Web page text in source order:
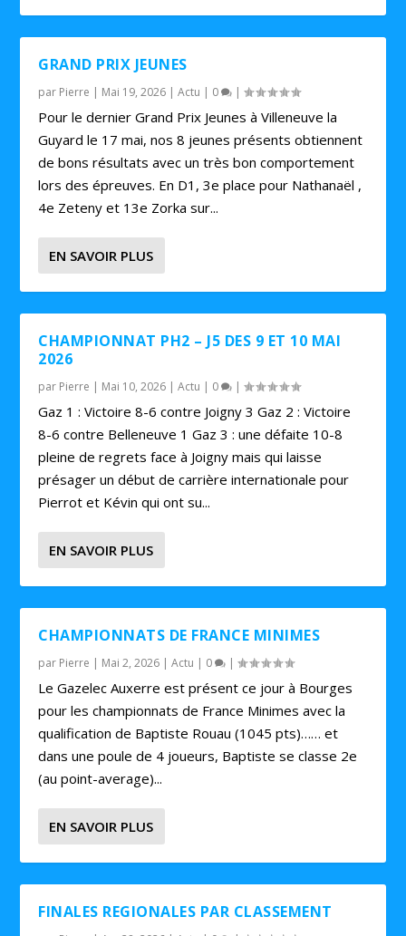
GRAND PRIX JEUNES
par Pierre | Mai 19, 2026 |Actu | 0 |
Pour le dernier Grand Prix Jeunes à Villeneuve la
Guyard le 17 mai, nos 8 jeunes présents obtiennent
de bons résultats avec un très bon comportement
lors des épreuves. En D1, 3e place pour Nathanaël ,
4e Zeteny et 13e Zorka sur...
EN SAVOIR PLUS
CHAMPIONNAT PH2 – J5 DES 9 ET 10 MAI
2026
par Pierre | Mai 10, 2026 |Actu | 0 |
Gaz 1 : Victoire 8-6 contre Joigny 3 Gaz 2 : Victoire
8-6 contre Belleneuve 1 Gaz 3 : une défaite 10-8
pleine de regrets face à Joigny mais qui laisse
présager un début de carrière internationale pour
Pierrot et Kévin qui ont su...
EN SAVOIR PLUS
CHAMPIONNATS DE FRANCE MINIMES
par Pierre | Mai 2, 2026 |Actu | 0 |
Le Gazelec Auxerre est présent ce jour à Bourges
pour les championnats de France Minimes avec la
qualification de Baptiste Rouau (1045 pts)…… et
dans une poule de 4 joueurs, Baptiste se classe 2e
(au point-average)...
EN SAVOIR PLUS
FINALES REGIONALES PAR CLASSEMENT